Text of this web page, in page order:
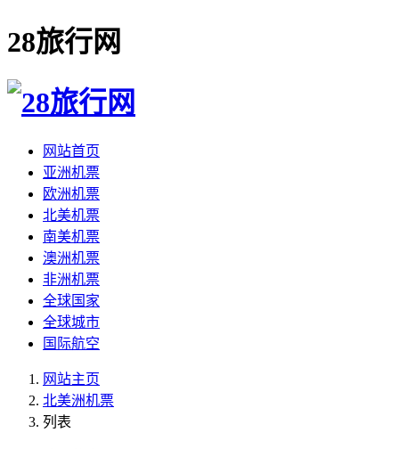
28旅行网
网站首页
亚洲机票
欧洲机票
北美机票
南美机票
澳洲机票
非洲机票
全球国家
全球城市
国际航空
网站主页
北美洲机票
列表